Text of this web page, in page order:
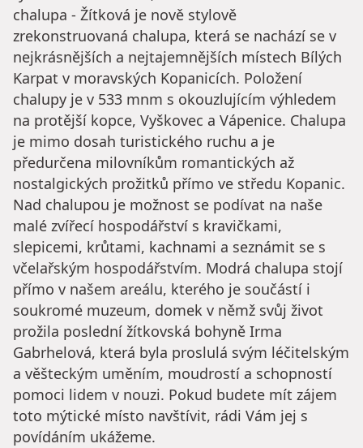
chalupa - Žítková je nově stylově
zrekonstruovaná chalupa, která se nachází se v
nejkrásnějších a nejtajemnějších místech Bílých
Karpat v moravských Kopanicích. Položení
chalupy je v 533 mnm s okouzlujícím výhledem
na protější kopce, Vyškovec a Vápenice. Chalupa
je mimo dosah turistického ruchu a je
předurčena milovníkům romantických až
nostalgických prožitků přímo ve středu Kopanic.
Nad chalupou je možnost se podívat na naše
malé zvířecí hospodářství s kravičkami,
slepicemi, krůtami, kachnami a seznámit se s
včelařským hospodářstvím. Modrá chalupa stojí
přímo v našem areálu, kterého je součástí i
soukromé muzeum, domek v němž svůj život
prožila poslední žítkovská bohyně Irma
Gabrhelová, která byla proslulá svým léčitelským
a věšteckým uměním, moudrostí a schopností
pomoci lidem v nouzi. Pokud budete mít zájem
toto mýtické místo navštívit, rádi Vám jej s
povídáním ukážeme.